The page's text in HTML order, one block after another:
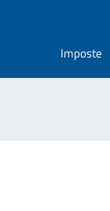
Imposte